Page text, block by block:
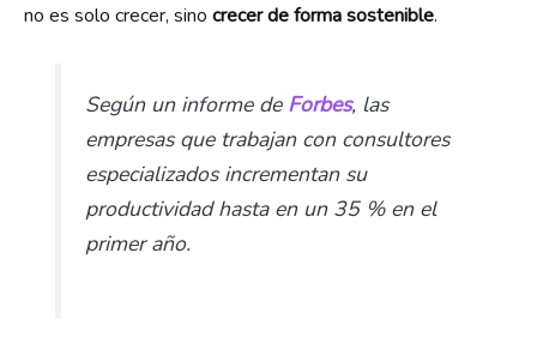
no es solo crecer, sino crecer de forma sostenible.
Según un informe de Forbes, las
empresas que trabajan con consultores
especializados incrementan su
productividad hasta en un 35 % en el
primer año.